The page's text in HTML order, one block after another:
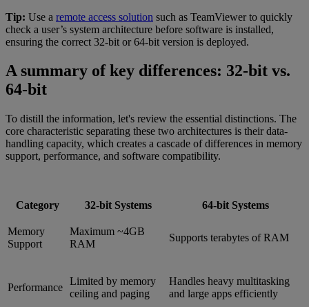
Tip: Use a remote access solution such as TeamViewer to quickly
check a user’s system architecture before software is installed,
ensuring the correct 32-bit or 64-bit version is deployed.
A summary of key differences: 32-bit vs.
64-bit
To distill the information, let's review the essential distinctions. The
core characteristic separating these two architectures is their data-
handling capacity, which creates a cascade of differences in memory
support, performance, and software compatibility.
Category 32-bit Systems 64-bit Systems
Memory
Support
Maximum ~4GB
RAM
Supports terabytes of RAM
Performance
Limited by memory
ceiling and paging
Handles heavy multitasking
and large apps efficiently